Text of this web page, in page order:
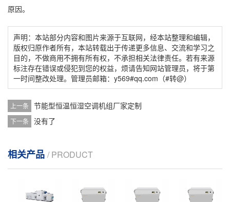
原因。
声明：本站部分内容和图片来源于互联网，经本站整理和编辑，
版权归原作者所有，本站转载出于传递更多信息、交流和学习之
目的，不做商用不拥有所有权，不承担相关法律责任。若有来源
标注存在错误或侵犯到您的权益，烦请告知网站管理员，将于第
一时间整改处理。管理员邮箱：y569#qq.com（#转@）
上一条 节能型恒温恒湿空调机组厂家定制
下一条 没有了
相关产品 / PRODUCT